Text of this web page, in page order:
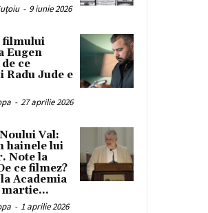
- 9 iunie 2026
filmului
Eugen
ce
Jude e
- 27 aprilie 2026
Val:
hainele lui
Note la
ce filmez?
Academia
martie...
- 1 aprilie 2026